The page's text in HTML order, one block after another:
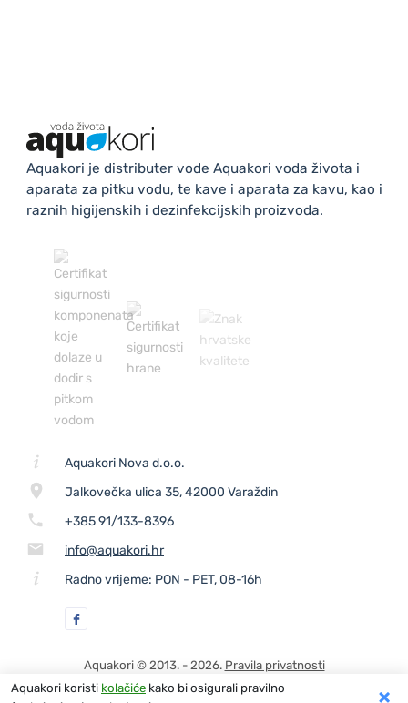
Aquakori je distributer vode Aquakori voda života i
aparata za pitku vodu, te kave i aparata za kavu, kao i
raznih higijenskih i dezinfekcijskih proizvoda.
Aquakori Nova d.o.o.
Jalkovečka ulica 35, 42000 Varaždin
+385 91/133-8396
info@aquakori.hr
Radno vrijeme: PON - PET, 08-16h
Aquakori © 2013. - 2026. Pravila privatnosti
Izrada web stranica:Marko Štimac
Aquakori koristi kolačiće kako bi osigurali pravilno
×